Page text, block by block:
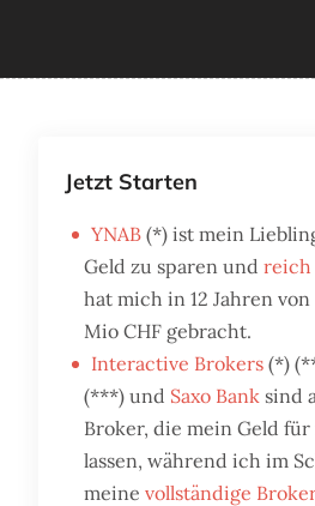
Jetzt Starten
YNAB (*) ist mein
Geld zu sparen undreich
hat mich in 12 Jahren von
Mio CHF gebracht.
Interactive Brokers (*)
(***) und Saxo Bank sind
Broker, die mein Geld
lassen, während ich im
meinevollständige